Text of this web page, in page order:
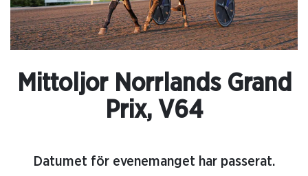
Mittoljor Norrlands Grand
Prix, V64
Datumet för evenemanget har passerat.